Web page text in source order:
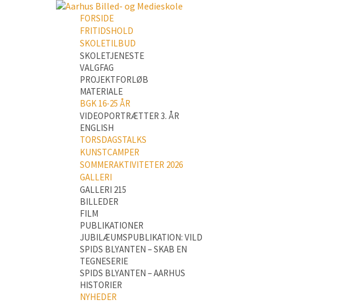
FORSIDE
FRITIDSHOLD
SKOLETILBUD
SKOLETJENESTE
VALGFAG
PROJEKTFORLØB
MATERIALE
BGK 16-25 ÅR
VIDEOPORTRÆTTER 3. ÅR
ENGLISH
TORSDAGSTALKS
KUNSTCAMPER
SOMMERAKTIVITETER 2026
GALLERI
GALLERI 215
BILLEDER
FILM
PUBLIKATIONER
JUBILÆUMSPUBLIKATION: VILD
SPIDS BLYANTEN – SKAB EN
TEGNESERIE
SPIDS BLYANTEN – AARHUS
HISTORIER
NYHEDER